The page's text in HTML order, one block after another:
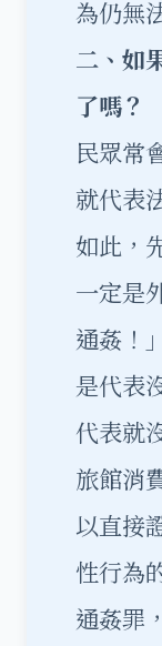
為仍無
二、如
了嗎？
民眾常
就代表
如此，
一定是
通姦！
是代表
代表就
旅館消
以直接
性行為
通姦罪